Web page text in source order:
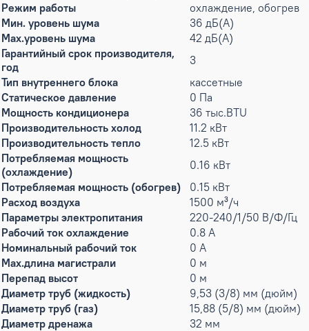
Режим работы
охлаждение, обогрев
Мин. уровень шума
36 дБ(А)
Max.уровень шума
42 дБ(А)
Гарантийный срок производителя,
год
3
Тип внутреннего блока
кассетные
Статическое давление
0 Па
Мощность кондиционера
36 тыс.BTU
Производительность холод
11.2 кВт
Производительность тепло
12.5 кВт
Потребляемая мощность
(охлаждение)
0.16 кВт
Потребляемая мощность (обогрев)
0.15 кВт
Расход воздуха
1500 м³/ч
Параметры электропитания
220-240/1/50 В/Ф/Гц
Рабочий ток охлаждение
0.8 А
Номинальный рабочий ток
0 А
Max.длина магистрали
0 м
Перепад высот
0 м
Диаметр труб (жидкость)
9,53 (3/8) мм (дюйм)
Диаметр труб (газ)
15,88 (5/8) мм (дюйм)
Диаметр дренажа
32 мм